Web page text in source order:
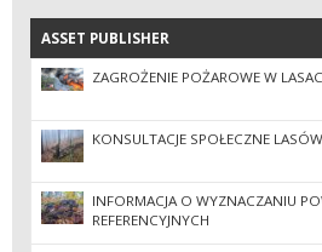
ASSET PUBLISHER
ASSET PUBLISHER
ZAGROŻENIE POŻAROWE W
KONSULTACJE SPOŁECZNE
INFORMACJA O WYZNACZANIU
REFERENCYJNYCH